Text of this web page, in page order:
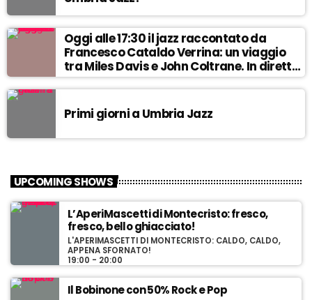
Oggi alle 17:30 il jazz raccontato da
Francesco Cataldo Verrina: un viaggio
tra Miles Davis e John Coltrane. In diretta
da Egea.
Primi giorni a Umbria Jazz
UPCOMING SHOWS
L’AperiMascetti di Montecristo: fresco,
fresco, bello ghiacciato!
L'APERIMASCETTI DI MONTECRISTO: CALDO, CALDO,
APPENA SFORNATO!
19:00 - 20:00
Il Bobinone con 50% Rock e Pop